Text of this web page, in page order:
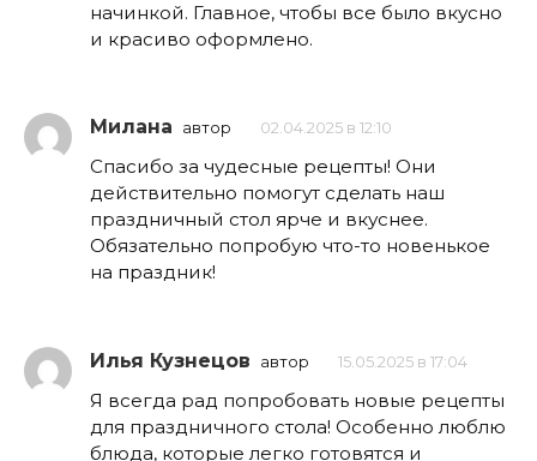
начинкой. Главное, чтобы все было вкусно
и красиво оформлено.
Милана автор 02.04.2025 в 12:10
Спасибо за чудесные рецепты! Они
действительно помогут сделать наш
праздничный стол ярче и вкуснее.
Обязательно попробую что-то новенькое
на праздник!
Илья Кузнецов автор 15.05.2025 в 17:04
Я всегда рад попробовать новые рецепты
для праздничного стола! Особенно люблю
блюда, которые легко готовятся и